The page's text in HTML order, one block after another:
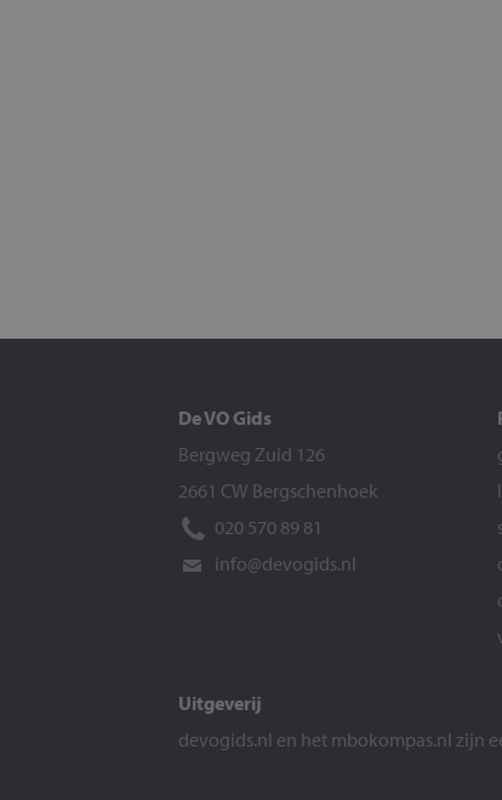
De VO Gids
Bergweg Zuid 126
2661 CW Bergschenhoek
020 570 89 81
info@devogids.nl
Uitgeverij
devogids.nl en het mbokompas.nl zijn